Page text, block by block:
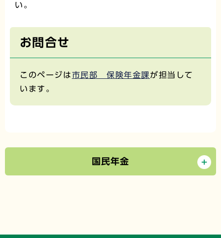
い。
お問合せ
このページは市民部 保険年金課が担当して
います。
国民年金